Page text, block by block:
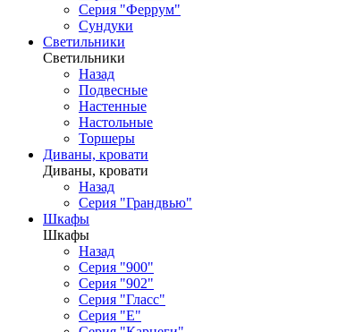
Серия "Феррум"
Сундуки
Светильники
Светильники
Назад
Подвесные
Настенные
Настольные
Торшеры
Диваны, кровати
Диваны, кровати
Назад
Серия "Грандвью"
Шкафы
Шкафы
Назад
Серия "900"
Серия "902"
Серия "Гласс"
Серия "Е"